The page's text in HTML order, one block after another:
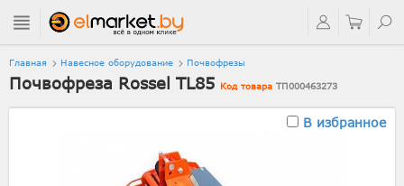
Главная Навесное оборудование Почвофрезы
Почвофреза Rossel TL85 Код товара ТП000463273
В избранное